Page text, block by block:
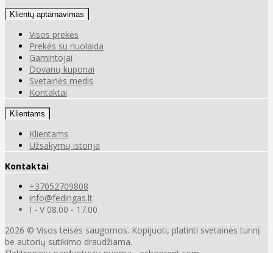
Klientų aptarnavimas
Visos prekės
Prekės su nuolaida
Gamintojai
Dovanų kuponai
Svetainės medis
Kontaktai
Klientams
Klientams
Užsakymų istorija
Kontaktai
+37052709808
info@fedingas.lt
I - V 08.00 - 17.00
2026 © Visos teisės saugomos. Kopijuoti, platinti svetainės turinį
be autorių sutikimo draudžiama.